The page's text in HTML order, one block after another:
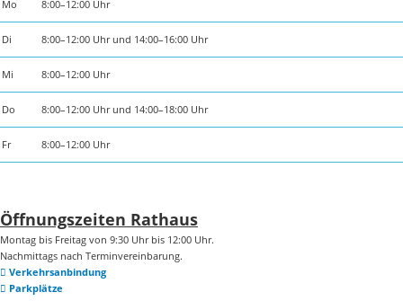
Mo 8:00–12:00 Uhr
Di 8:00–12:00 Uhr und 14:00–16:00 Uhr
Mi 8:00–12:00 Uhr
Do 8:00–12:00 Uhr und 14:00–18:00 Uhr
Fr 8:00–12:00 Uhr
Öffnungszeiten Rathaus
Montag bis Freitag von 9:30 Uhr bis 12:00 Uhr.
Nachmittags nach Terminvereinbarung.
Verkehrsanbindung
Parkplätze